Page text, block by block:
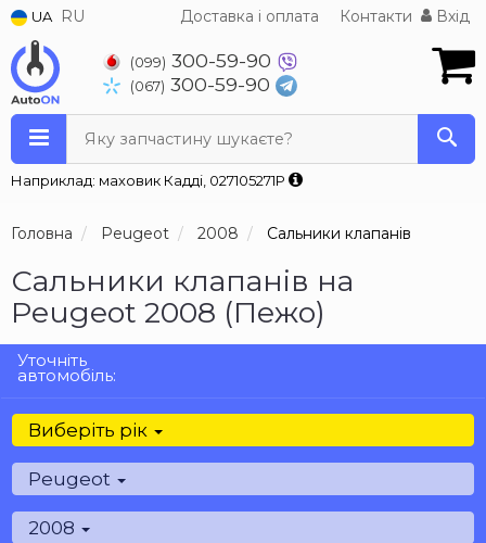
UA RU Доставка і оплата Контакти Вхід
(099) 300-59-90
(067) 300-59-90
Яку запчастину шукаєте?
Наприклад: маховик Кадді, 027105271P
Головна Peugeot 2008 Сальники клапанів
Сальники клапанів на
Peugeot 2008 (Пежо)
Уточніть
автомобіль:
Виберіть рік
Peugeot
2008